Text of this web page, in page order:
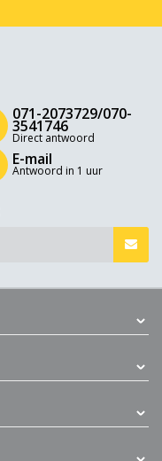
071-2073729/070-
3541746
Direct antwoord
E-mail
Antwoord in 1 uur